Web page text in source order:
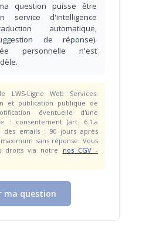
question puisse être
d'intelligence
automatique,
de réponse).
personnelle n'est
LWS-Ligne Web Services.
et publication publique de
éventuelle d'une
: consentement (art. 6.1.a
des emails : 90 jours après
sans réponse. Vous
droits via notre nos CGV -
ma question